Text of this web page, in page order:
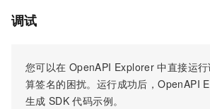
调试
您可以在 OpenAPI Explorer 中直接运
算签名的困扰。运行成功后，OpenAPI
生成 SDK 代码示例。